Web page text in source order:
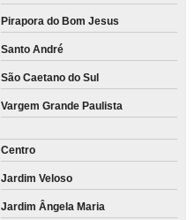
Pirapora do Bom Jesus
Santo André
São Caetano do Sul
Vargem Grande Paulista
Centro
Jardim Veloso
Jardim Ângela Maria